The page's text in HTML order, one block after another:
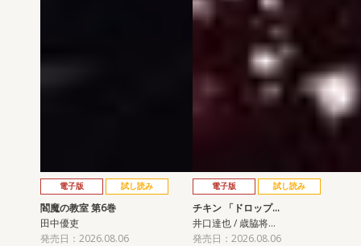
電子版 試し読み
閻魔の教室 第6巻
田中優吏
発売日：2026.08.06
電子版 試し読み
チキン 「ドロップ…
井口達也 / 歳脇将…
発売日：2026.08.06